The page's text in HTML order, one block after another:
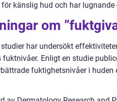
känslig hud och har lugnande
om
har undersökt
Enligt en studie
fuktighetsnivåer i